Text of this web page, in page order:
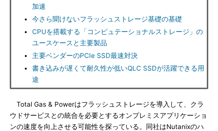
加速
今さら聞けないフラッシュストレージ基礎の基礎
CPUを搭載する「コンピュテーショナルストレージ」の
ユースケースと主要製品
主要ベンダーのPCIe SSD最速対決
書き込みが遅くて耐久性が低いQLC SSDが活躍できる用
途
Total Gas & Powerはフラッシュストレージを導入して、クラ
ウドサービスとの統合を必要とするオンプレミスアプリケーショ
ンの速度を向上させる可能性を探っている。同社はNutanixのハ